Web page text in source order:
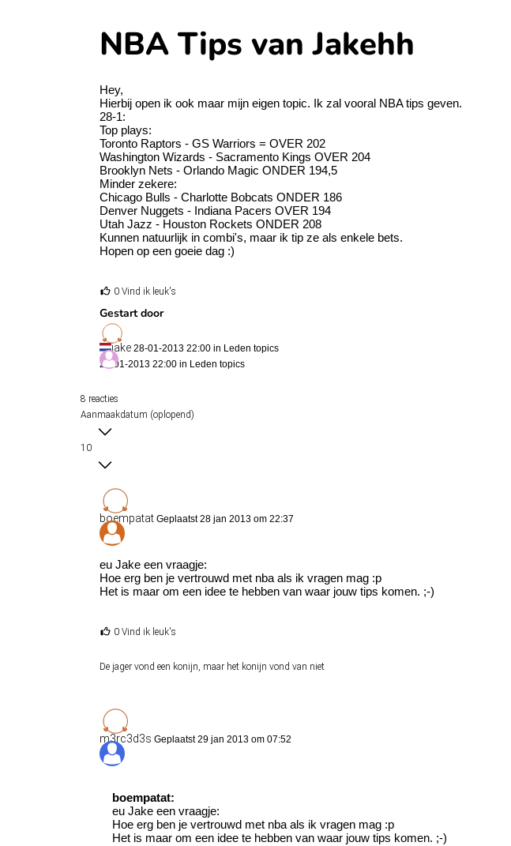
NBA Tips van Jakehh
Hey,
Hierbij open ik ook maar mijn eigen topic. Ik zal vooral NBA tips geven.
28-1:
Top plays:
Toronto Raptors - GS Warriors = OVER 202
Washington Wizards - Sacramento Kings OVER 204
Brooklyn Nets - Orlando Magic ONDER 194,5
Minder zekere:
Chicago Bulls - Charlotte Bobcats ONDER 186
Denver Nuggets - Indiana Pacers OVER 194
Utah Jazz - Houston Rockets ONDER 208
Kunnen natuurlijk in combi's, maar ik tip ze als enkele bets.
Hopen op een goeie dag :)
0 Vind ik leuk's
Gestart door
jake 28-01-2013 22:00 in Leden topics
28-01-2013 22:00 in Leden topics
8 reacties
Aanmaakdatum (oplopend)
10
boempatat Geplaatst 28 jan 2013 om 22:37
eu Jake een vraagje:
Hoe erg ben je vertrouwd met nba als ik vragen mag :p
Het is maar om een idee te hebben van waar jouw tips komen. ;-)
0 Vind ik leuk's
De jager vond een konijn, maar het konijn vond van niet
m3rc3d3s Geplaatst 29 jan 2013 om 07:52
boempatat:
eu Jake een vraagje:
Hoe erg ben je vertrouwd met nba als ik vragen mag :p
Het is maar om een idee te hebben van waar jouw tips komen. ;-)